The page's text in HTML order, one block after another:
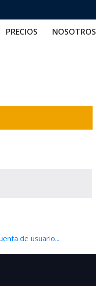
PRECIOS NOSOTROS
de usuario...